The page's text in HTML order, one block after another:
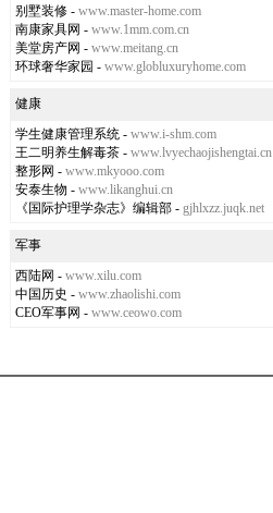
别墅装修 - www.master-home.com
南康家具网 - www.1mm.com.cn
美堂房产网 - www.meitang.cn
环球奢华家园 - www.globluxuryhome.com
健康
学生健康管理系统 - www.i-shm.com
王二明养生解毒茶 - www.lvyechaojishengtai.cn
整形网 - www.mkyooo.com
安泰生物 - www.likanghui.cn
《国际护理学杂志》编辑部 - gjhlxzz.juqk.net
军事
西陆网 - www.xilu.com
中国历史 - www.zhaolishi.com
CEO军事网 - www.ceowo.com